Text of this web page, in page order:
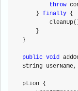
throw
    }
finally {
    }
}
public void
String userName,
ption {